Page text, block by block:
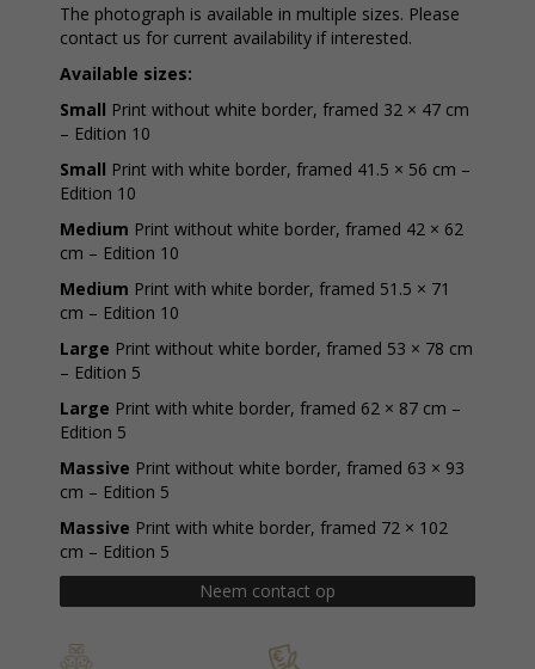
The photograph is available in multiple sizes. Please
contact us for current availability if interested.
Available sizes:
Small Print without white border, framed 32 × 47 cm
– Edition 10
Small Print with white border, framed 41.5 × 56 cm –
Edition 10
Medium Print without white border, framed 42 × 62
cm – Edition 10
Medium Print with white border, framed 51.5 × 71
cm – Edition 10
Large Print without white border, framed 53 × 78 cm
– Edition 5
Large Print with white border, framed 62 × 87 cm –
Edition 5
Massive Print without white border, framed 63 × 93
cm – Edition 5
Massive Print with white border, framed 72 × 102
cm – Edition 5
Neem contact op